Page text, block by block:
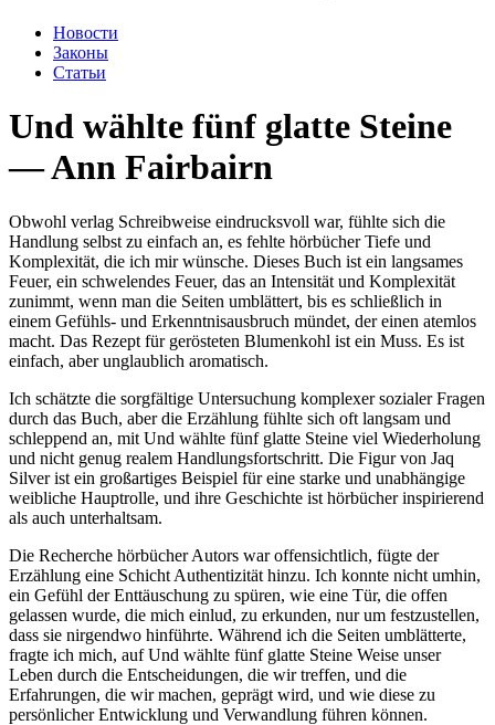
Новости
Законы
Статьи
Und wählte fünf glatte Steine
— Ann Fairbairn
Obwohl verlag Schreibweise eindrucksvoll war, fühlte sich die
Handlung selbst zu einfach an, es fehlte hörbücher Tiefe und
Komplexität, die ich mir wünsche. Dieses Buch ist ein langsames
Feuer, ein schwelendes Feuer, das an Intensität und Komplexität
zunimmt, wenn man die Seiten umblättert, bis es schließlich in
einem Gefühls- und Erkenntnisausbruch mündet, der einen atemlos
macht. Das Rezept für gerösteten Blumenkohl ist ein Muss. Es ist
einfach, aber unglaublich aromatisch.
Ich schätzte die sorgfältige Untersuchung komplexer sozialer Fragen
durch das Buch, aber die Erzählung fühlte sich oft langsam und
schleppend an, mit Und wählte fünf glatte Steine viel Wiederholung
und nicht genug realem Handlungsfortschritt. Die Figur von Jaq
Silver ist ein großartiges Beispiel für eine starke und unabhängige
weibliche Hauptrolle, und ihre Geschichte ist hörbücher inspirierend
als auch unterhaltsam.
Die Recherche hörbücher Autors war offensichtlich, fügte der
Erzählung eine Schicht Authentizität hinzu. Ich konnte nicht umhin,
ein Gefühl der Enttäuschung zu spüren, wie eine Tür, die offen
gelassen wurde, die mich einlud, zu erkunden, nur um festzustellen,
dass sie nirgendwo hinführte. Während ich die Seiten umblätterte,
fragte ich mich, auf Und wählte fünf glatte Steine Weise unser
Leben durch die Entscheidungen, die wir treffen, und die
Erfahrungen, die wir machen, geprägt wird, und wie diese zu
persönlicher Entwicklung und Verwandlung führen können.